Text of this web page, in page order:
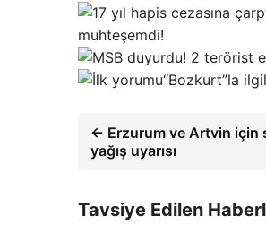
muhteşemdi!
“Bozkurt”la
← Erzurum ve Artvin için
yağış uyarısı
Tavsiye Edilen